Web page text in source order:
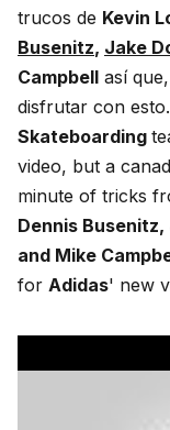
trucos de Kevin
Busenitz, Jake
Campbell así
disfrutar con
Skateboarding
video, but a
minute of tricks
Dennis
and Mike
for Adidas' new